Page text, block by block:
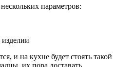
параметров:
изделии
и на кухне будет стоять такой
их пора доставать.